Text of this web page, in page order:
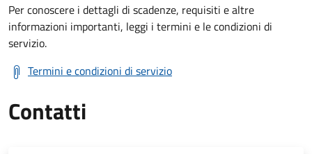
Per conoscere i dettagli di scadenze, requisiti e altre
informazioni importanti, leggi i termini e le condizioni di
servizio.
Termini e condizioni di servizio
Contatti